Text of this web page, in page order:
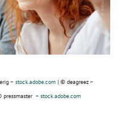
– stock.adobe.com | © deagreez –
pressmaster – stock.adobe.com